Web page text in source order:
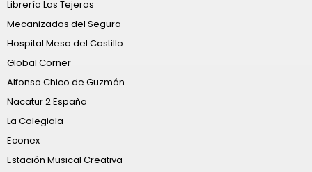
Librería Las Tejeras
Mecanizados del Segura
Hospital Mesa del Castillo
Global Corner
Alfonso Chico de Guzmán
Nacatur 2 España
La Colegiala
Econex
Estación Musical Creativa